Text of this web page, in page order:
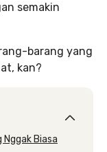
semakin
barang yang
kan?
Nggak Biasa